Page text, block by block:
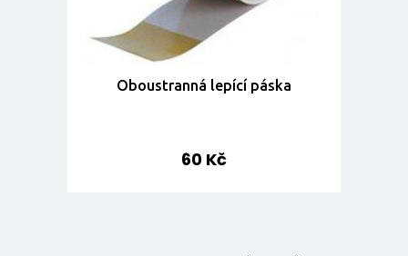
Oboustranná lepící páska
60 Kč